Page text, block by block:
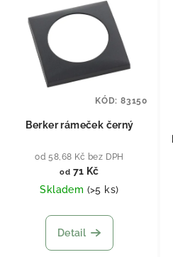
Berker rámeček černý
od 58,68 Kč bez DPH
od 71 Kč
Skladem (>5 ks)
Detail
KÓD: 83150